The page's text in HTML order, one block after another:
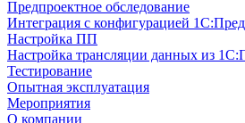
Предпроектное обследование
Интеграция с конфигурацией
Настройка ПП
Настройка трансляции данных из
Тестирование
Опытная эксплуатация
Мероприятия
О компании